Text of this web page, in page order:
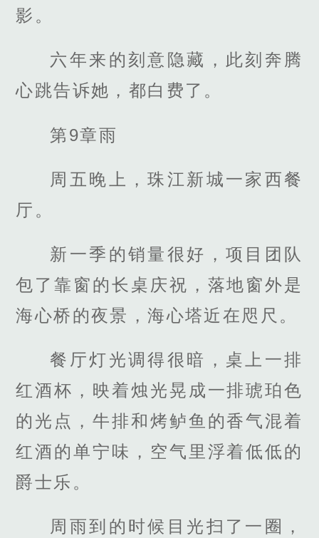
影。
六年来的刻意隐藏，此刻奔腾
心跳告诉她，都白费了。
第9章雨
周五晚上，珠江新城一家西餐
厅。
新一季的销量很好，项目团队
包了靠窗的长桌庆祝，落地窗外是
海心桥的夜景，海心塔近在咫尺。
餐厅灯光调得很暗，桌上一排
红酒杯，映着烛光晃成一排琥珀色
的光点，牛排和烤鲈鱼的香气混着
红酒的单宁味，空气里浮着低低的
爵士乐。
周雨到的时候目光扫了一圈，